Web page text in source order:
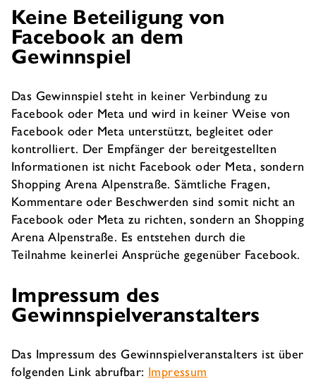
Keine Beteiligung von
Facebook an dem
Gewinnspiel
Das Gewinnspiel steht in keiner Verbindung zu
Facebook oder Meta und wird in keiner Weise von
Facebook oder Meta unterstützt, begleitet oder
kontrolliert. Der Empfänger der bereitgestellten
Informationen ist nicht Facebook oder Meta, sondern
Shopping Arena Alpenstraße. Sämtliche Fragen,
Kommentare oder Beschwerden sind somit nicht an
Facebook oder Meta zu richten, sondern an Shopping
Arena Alpenstraße. Es entstehen durch die
Teilnahme keinerlei Ansprüche gegenüber Facebook.
Impressum des
Gewinnspielveranstalters
Das Impressum des Gewinnspielveranstalters ist über
folgenden Link abrufbar: Impressum